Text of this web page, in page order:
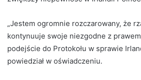
„Jestem ogromnie rozczarowany, że
kontynuuje swoje niezgodne z
podejście do Protokołu w sprawie
powiedział w oświadczeniu.